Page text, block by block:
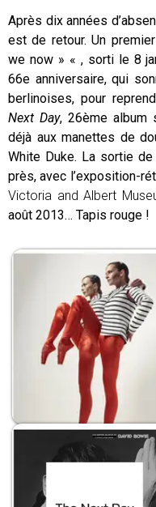
Après dix années
est de retour. Un
we now » « , sorti le 8
66e anniversaire, qui
berlinoises, pour
Next Day, 26ème album
déjà aux manettes de
White Duke. La sortie
près, avec l’exposition-
Victoria and Albert
août 2013… Tapis rouge !